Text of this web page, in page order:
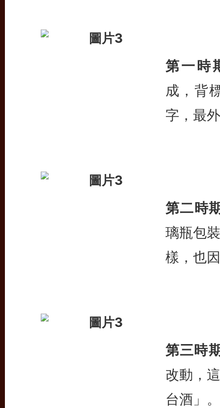
第一時
成，背
字，最
第二時
璃瓶包
樣，也
第三時
改動，
台酒」。